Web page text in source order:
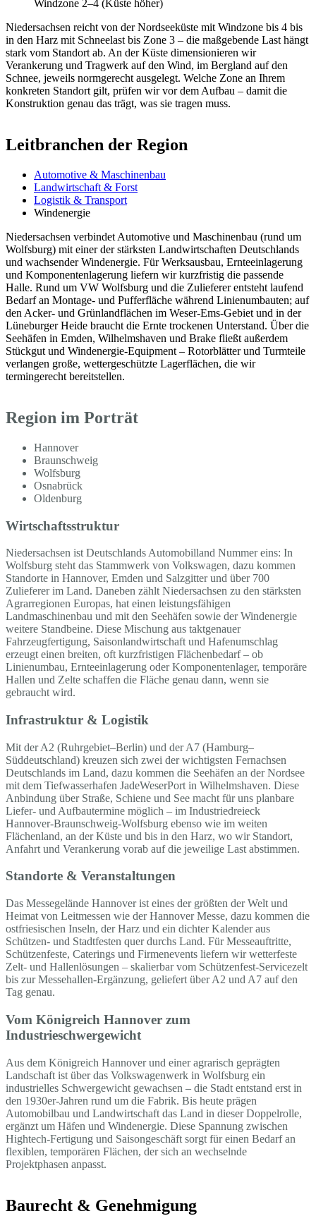
Windzone 2–4 (Küste höher)
Niedersachsen reicht von der Nordseeküste mit Windzone bis 4 bis
in den Harz mit Schneelast bis Zone 3 – die maßgebende Last hängt
stark vom Standort ab. An der Küste dimensionieren wir
Verankerung und Tragwerk auf den Wind, im Bergland auf den
Schnee, jeweils normgerecht ausgelegt. Welche Zone an Ihrem
konkreten Standort gilt, prüfen wir vor dem Aufbau – damit die
Konstruktion genau das trägt, was sie tragen muss.
Leitbranchen der Region
Automotive & Maschinenbau
Landwirtschaft & Forst
Logistik & Transport
Windenergie
Niedersachsen verbindet Automotive und Maschinenbau (rund um
Wolfsburg) mit einer der stärksten Landwirtschaften Deutschlands
und wachsender Windenergie. Für Werksausbau, Ernteeinlagerung
und Komponentenlagerung liefern wir kurzfristig die passende
Halle. Rund um VW Wolfsburg und die Zulieferer entsteht laufend
Bedarf an Montage- und Pufferfläche während Linienumbauten; auf
den Acker- und Grünlandflächen im Weser-Ems-Gebiet und in der
Lüneburger Heide braucht die Ernte trockenen Unterstand. Über die
Seehäfen in Emden, Wilhelmshaven und Brake fließt außerdem
Stückgut und Windenergie-Equipment – Rotorblätter und Turmteile
verlangen große, wettergeschützte Lagerflächen, die wir
termingerecht bereitstellen.
Region im Porträt
Hannover
Braunschweig
Wolfsburg
Osnabrück
Oldenburg
Wirtschaftsstruktur
Niedersachsen ist Deutschlands Automobilland Nummer eins: In
Wolfsburg steht das Stammwerk von Volkswagen, dazu kommen
Standorte in Hannover, Emden und Salzgitter und über 700
Zulieferer im Land. Daneben zählt Niedersachsen zu den stärksten
Agrarregionen Europas, hat einen leistungsfähigen
Landmaschinenbau und mit den Seehäfen sowie der Windenergie
weitere Standbeine. Diese Mischung aus taktgenauer
Fahrzeugfertigung, Saisonlandwirtschaft und Hafenumschlag
erzeugt einen breiten, oft kurzfristigen Flächenbedarf – ob
Linienumbau, Ernteeinlagerung oder Komponentenlager, temporäre
Hallen und Zelte schaffen die Fläche genau dann, wenn sie
gebraucht wird.
Infrastruktur & Logistik
Mit der A2 (Ruhrgebiet–Berlin) und der A7 (Hamburg–
Süddeutschland) kreuzen sich zwei der wichtigsten Fernachsen
Deutschlands im Land, dazu kommen die Seehäfen an der Nordsee
mit dem Tiefwasserhafen JadeWeserPort in Wilhelmshaven. Diese
Anbindung über Straße, Schiene und See macht für uns planbare
Liefer- und Aufbautermine möglich – im Industriedreieck
Hannover-Braunschweig-Wolfsburg ebenso wie im weiten
Flächenland, an der Küste und bis in den Harz, wo wir Standort,
Anfahrt und Verankerung vorab auf die jeweilige Last abstimmen.
Standorte & Veranstaltungen
Das Messegelände Hannover ist eines der größten der Welt und
Heimat von Leitmessen wie der Hannover Messe, dazu kommen die
ostfriesischen Inseln, der Harz und ein dichter Kalender aus
Schützen- und Stadtfesten quer durchs Land. Für Messeauftritte,
Schützenfeste, Caterings und Firmenevents liefern wir wetterfeste
Zelt- und Hallenlösungen – skalierbar vom Schützenfest-Servicezelt
bis zur Messehallen-Ergänzung, geliefert über A2 und A7 auf den
Tag genau.
Vom Königreich Hannover zum
Industrieschwergewicht
Aus dem Königreich Hannover und einer agrarisch geprägten
Landschaft ist über das Volkswagenwerk in Wolfsburg ein
industrielles Schwergewicht gewachsen – die Stadt entstand erst in
den 1930er-Jahren rund um die Fabrik. Bis heute prägen
Automobilbau und Landwirtschaft das Land in dieser Doppelrolle,
ergänzt um Häfen und Windenergie. Diese Spannung zwischen
Hightech-Fertigung und Saisongeschäft sorgt für einen Bedarf an
flexiblen, temporären Flächen, der sich an wechselnde
Projektphasen anpasst.
Baurecht & Genehmigung